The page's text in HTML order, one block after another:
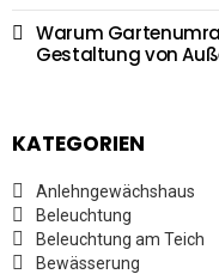
Warum
Gestaltung von
KATEGORIEN
Anlehngewächshaus
Beleuchtung
Beleuchtung am Teich
Bewässerung